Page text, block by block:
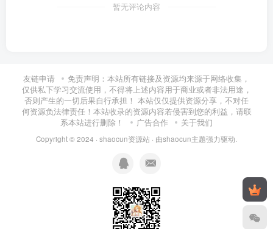
暂无评论内容
友链申请
免责声明：本站所有链接及资源均来源于网络收集，
仅供私下学习交流使用，不得将上述内容用于商业或者非法用途，
否则产生的一切后果自行承担！ 本站仅仅提供资源分享，不对任
何资源负法律责任！本站收录的资源内容若侵害到您的利益，请联
系本站进行删除！
广告合作 关于我们
Copyright © 2024 · shaocun资源站 · 由shaocun主题强力驱动.